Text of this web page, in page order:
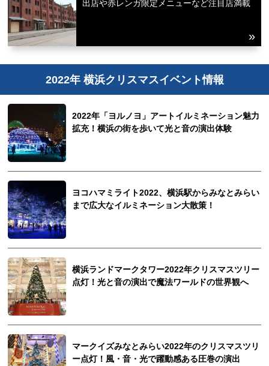
出店や赤レンガ限定メニューなど注目店満載
2022年 横浜クリスマスイベント情報
2022年「ヨルノヨ」アートイルミネーション魅力
拡充！横浜の街を歩いて光と音の演出体験
ヨコハマミライト2022、横浜駅からみなとみらい
まで広大なイルミネーション大散策！
横浜ランドマークタワー2022年クリスマスツリー
点灯！光と音の演出で魔法ワールドの世界観へ
マークイズみなとみらい2022年のクリスマスツリ
ー点灯！風・音・光で躍動感ある圧巻の演出